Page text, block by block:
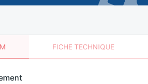
FICHE TECHNIQUE